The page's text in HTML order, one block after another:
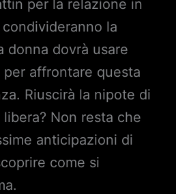
per la relazione in
la
donna dovrà usare
affrontare questa
Riuscirà la nipote di
Non resta che
anticipazioni di
come si